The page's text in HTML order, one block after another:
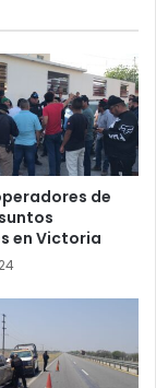
de
en Victoria